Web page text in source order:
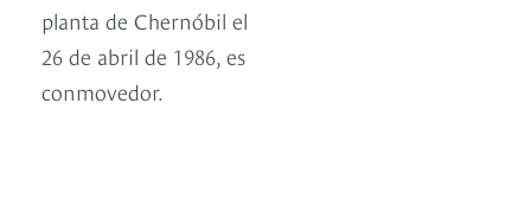
planta de Chernóbil el
26 de abril de 1986, es
conmovedor.